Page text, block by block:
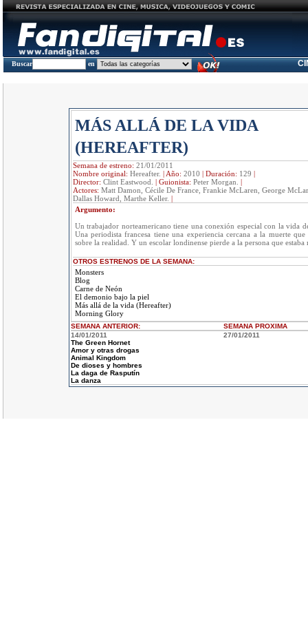
Buscar en
MÁS ALLÁ DE LA VIDA
(HEREAFTER)
Semana de estreno: 21/01/2011
Nombre original: Hereafter. | Año: 2010 | Duración: 129 |
Director: Clint Eastwood. | Guionista: Peter Morgan. |
Actores: Matt Damon, Cécile De France, Frankie McLaren, George
Dallas Howard, Marthe Keller. |
Argumento:
Un trabajador norteamericano tiene una conexión especial con la vida
Una periodista francesa tiene una experiencia cercana a la muerte que
sobre la realidad. Y un escolar londinense pierde a la persona que estaba
OTROS ESTRENOS DE LA SEMANA:
Monsters
Blog
Carne de Neón
El demonio bajo la piel
Más allá de la vida (Hereafter)
Morning Glory
SEMANA ANTERIOR: SEMANA PROXIMA
14/01/2011
The Green Hornet
Amor y otras drogas
Animal Kingdom
De dioses y hombres
La daga de Rasputín
La danza
27/01/2011